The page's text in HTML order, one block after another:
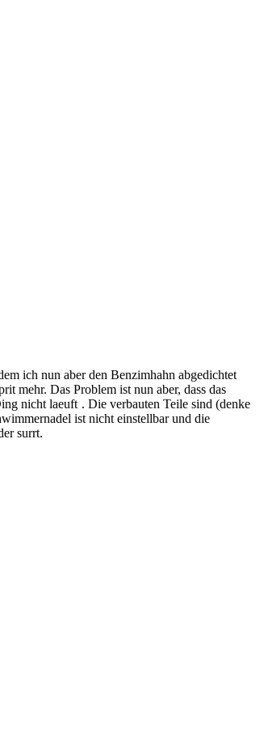
ich nun aber den Benzimhahn abgedichtet
mehr. Das Problem ist nun aber, dass das
nicht laeuft . Die verbauten Teile sind (denke
ist nicht einstellbar und die
surrt.